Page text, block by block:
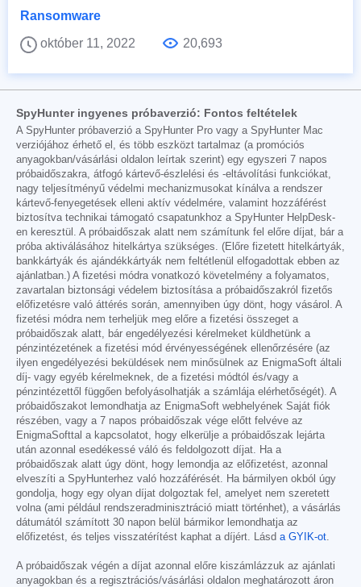
Ransomware
október 11, 2022
20,693
SpyHunter ingyenes próbaverzió: Fontos feltételek
A SpyHunter próbaverzió a SpyHunter Pro vagy a SpyHunter Mac
verziójához érhető el, és több eszközt tartalmaz (a promóciós
anyagokban/vásárlási oldalon leírtak szerint) egy egyszeri 7 napos
próbaidőszakra, átfogó kártevő-észlelési és -eltávolítási funkciókat,
nagy teljesítményű védelmi mechanizmusokat kínálva a rendszer
kártevő-fenyegetések elleni aktív védelmére, valamint hozzáférést
biztosítva technikai támogató csapatunkhoz a SpyHunter HelpDesk-
en keresztül. A próbaidőszak alatt nem számítunk fel előre díjat, bár a
próba aktiválásához hitelkártya szükséges. (Előre fizetett hitelkártyák,
bankkártyák és ajándékkártyák nem feltétlenül elfogadottak ebben az
ajánlatban.) A fizetési módra vonatkozó követelmény a folyamatos,
zavartalan biztonsági védelem biztosítása a próbaidőszakról fizetős
előfizetésre való áttérés során, amennyiben úgy dönt, hogy vásárol. A
fizetési módra nem terheljük meg előre a fizetési összeget a
próbaidőszak alatt, bár engedélyezési kérelmeket küldhetünk a
pénzintézetének a fizetési mód érvényességének ellenőrzésére (az
ilyen engedélyezési beküldések nem minősülnek az EnigmaSoft általi
díj- vagy egyéb kérelmeknek, de a fizetési módtól és/vagy a
pénzintézettől függően befolyásolhatják a számlája elérhetőségét). A
próbaidőszakot lemondhatja az EnigmaSoft webhelyének Saját fiók
részében, vagy a 7 napos próbaidőszak vége előtt felvéve az
EnigmaSofttal a kapcsolatot, hogy elkerülje a próbaidőszak lejárta
után azonnal esedékessé váló és feldolgozott díjat. Ha a
próbaidőszak alatt úgy dönt, hogy lemondja az előfizetést, azonnal
elveszíti a SpyHunterhez való hozzáférését. Ha bármilyen okból úgy
gondolja, hogy egy olyan díjat dolgoztak fel, amelyet nem szeretett
volna (ami például rendszeradminisztráció miatt történhet), a vásárlás
dátumától számított 30 napon belül bármikor lemondhatja az
előfizetést, és teljes visszatérítést kaphat a díjért. Lásd a GYIK-ot.
A próbaidőszak végén a díjat azonnal előre kiszámlázzuk az ajánlati
anyagokban és a regisztrációs/vásárlási oldalon meghatározott áron